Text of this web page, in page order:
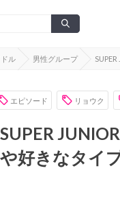
ル 男性グループ
エピソード リョウク
SUPER
や好きなタイ